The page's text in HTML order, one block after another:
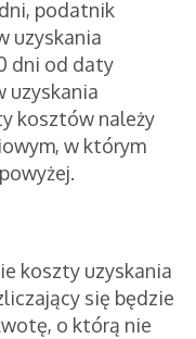
podatnik
uzyskania
dni od daty
uzyskania
kosztów należy
w którym
koszty uzyskania
się będzie
o którą nie